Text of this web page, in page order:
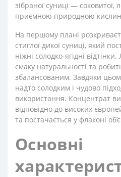
зібраної суниці — соковитої,
приємною природною
На першому плані
стиглої дикої суниці, який
ніжні солодко-ягідні
смаку натуральності та
збалансованим. Завдяки
надто солодким і чудово
використання. Концентрат
відповідно до високих
та постачається у флаконі
Основні